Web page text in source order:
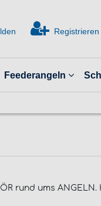
Registrieren
Feederangeln
rund ums